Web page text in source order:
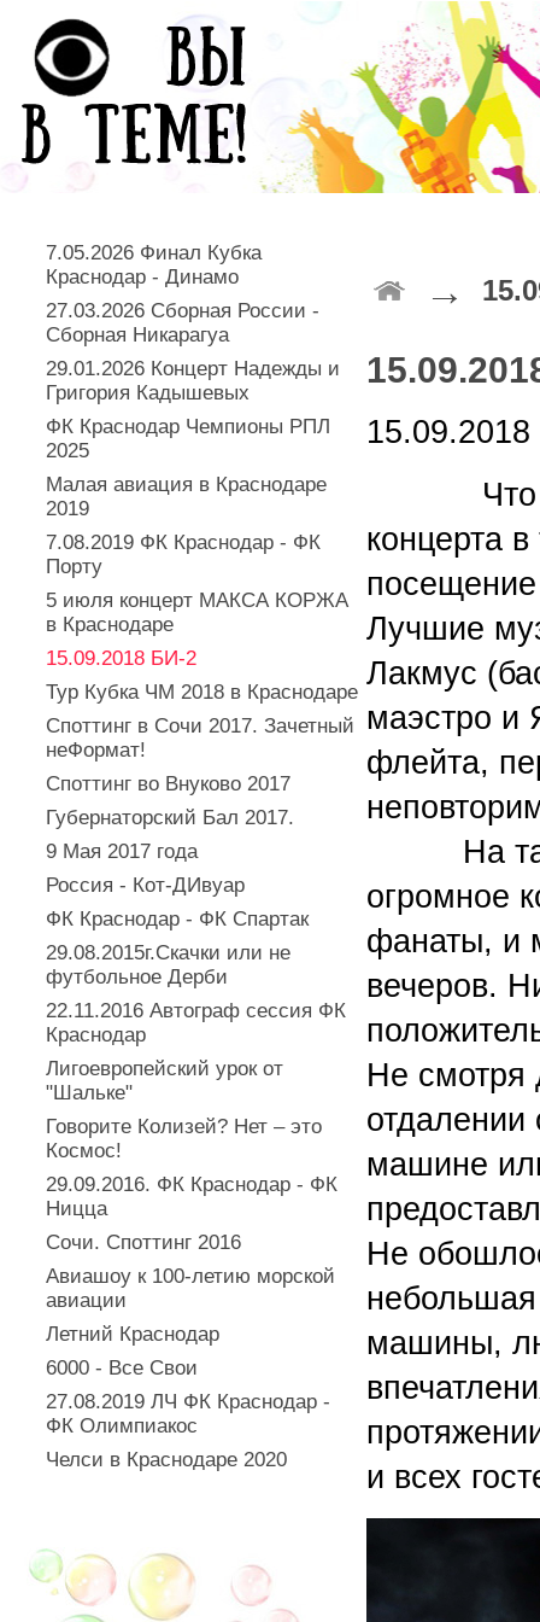
→
15.09.2018
Что
концерта
Лучшие
Лакмус
маэстро и
флейта,
На
огромное
фанаты, и
вечеров.
Не смотря
отдалении
машине
Не
машины,
и всех
7.05.2026 Финал Кубка
Краснодар - Динамо
27.03.2026 Сборная России -
Сборная Никарагуа
29.01.2026 Концерт Надежды и
Григория Кадышевых
ФК Краснодар Чемпионы РПЛ
2025
Малая авиация в Краснодаре
2019
7.08.2019 ФК Краснодар - ФК
Порту
5 июля концерт МАКСА КОРЖА
в Краснодаре
15.09.2018 БИ-2
Тур Кубка ЧМ 2018 в Краснодаре
Споттинг в Сочи 2017. Зачетный
неФормат!
Споттинг во Внуково 2017
Губернаторский Бал 2017.
9 Мая 2017 года
Россия - Кот-ДИвуар
ФК Краснодар - ФК Спартак
29.08.2015г.Скачки или не
футбольное Дерби
22.11.2016 Автограф сессия ФК
Краснодар
Лигоевропейский урок от
"Шальке"
Говорите Колизей? Нет – это
Космос!
29.09.2016. ФК Краснодар - ФК
Ницца
Сочи. Споттинг 2016
Авиашоу к 100-летию морской
авиации
Летний Краснодар
6000 - Все Свои
27.08.2019 ЛЧ ФК Краснодар -
ФК Олимпиакос
Челси в Краснодаре 2020